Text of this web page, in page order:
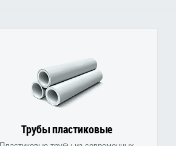
Трубы пластиковые